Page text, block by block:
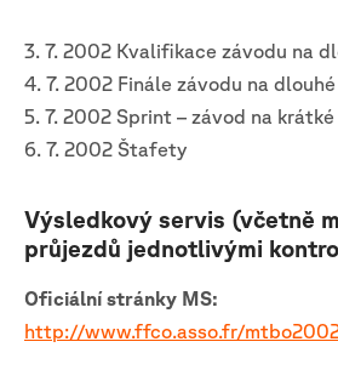
3. 7. 2002 Kvalifikace závodu na
4. 7. 2002 Finále závodu na
5. 7. 2002 Sprint – závod na
6. 7. 2002 Štafety
Výsledkový servis (včetně
průjezdů jednotlivými
Oficiální stránky MS:
http://www.ffco.asso.fr/